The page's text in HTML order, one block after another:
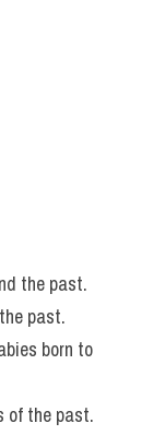
the past.
past.
born to
of the past.